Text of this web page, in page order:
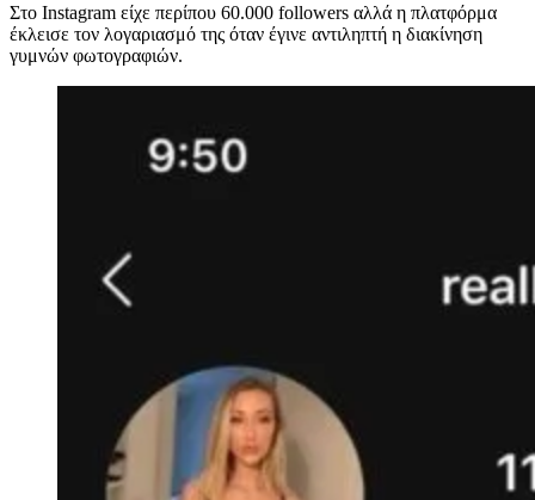
Στο Instagram είχε περίπου 60.000 followers αλλά η πλατφόρμα
έκλεισε τον λογαριασμό της όταν έγινε αντιληπτή η διακίνηση
γυμνών φωτογραφιών.